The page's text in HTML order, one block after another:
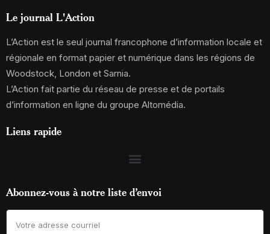
Le journal L'Action
L’Action est le seul journal francophone d’information locale et
régionale en format papier et numérique dans les régions de
Woodstock, London et Sarnia.
L’Action fait partie du réseau de presse et de portails
d’information en ligne du groupe Altomédia.
Liens rapide
Abonnez-vous à notre liste d’envoi